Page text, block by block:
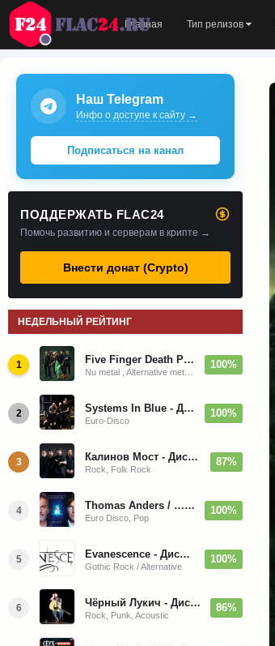
Главная Тип релизов
Наш Telegram
Инфо о доступе к сайту →
Подписаться на канал
ПОДДЕРЖАТЬ FLAC24
Помочь развитию и серверам в крипте →
Внести донат (Crypto)
НЕДЕЛЬНЫЙ РЕЙТИНГ
1 Five Finger Death Punch - Дискография (2008-2026) 100%
2 Systems In Blue - Дискография (2020-2026)
Euro-Disco
100%
3 Калинов Мост - Дискография (1986-2026)
Rock, Folk Rock
87%
4 Thomas Anders / … Sings Modern Talking: The Best hi-res
Euro Disco, Pop
100%
5 Evanescence - Дискография (1998-2026)
Gothic Rock / Alternative
100%
6 Чёрный Лукич - Дискография (1987-2014)
Rock, Punk, Acoustic
86%